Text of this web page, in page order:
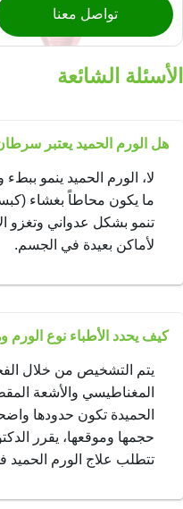
تواصل معنا
الأسئلة الشائعة
هل الورم الحميد يعتبر
لا، الورم الحميد ينمو
ما يكون محاطاً بغشاء
تنمو بشكل عدواني وتغزو
لأماكن بعيدة في الجسم.
كيف يحدد الأطباء نوع الورم
يتم التشخيص من خلال
المغناطيسي والأشعة
الحميدة تكون حدودها
حجمها وموقعها، يقرر
تتطلب علاج الورم الحميد